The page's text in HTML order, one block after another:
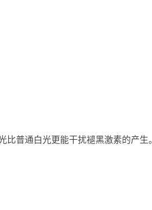
普通白光更能干扰褪黑激素的产生